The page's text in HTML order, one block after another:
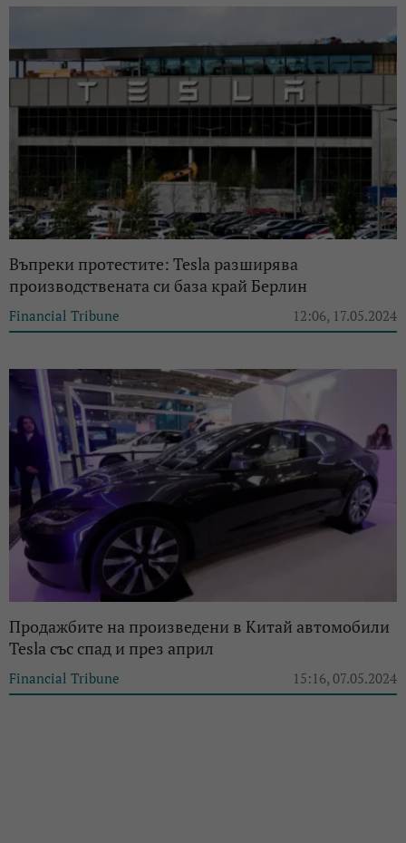
Въпреки протестите: Tesla разширява
производствената си база край Берлин
Financial Tribune 12:06, 17.05.2024
Продажбите на произведени в Китай автомобили
Tesla със спад и през април
Financial Tribune 15:16, 07.05.2024